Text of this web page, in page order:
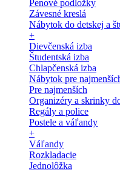
Penové podložky
Závesné kreslá
Nábytok do detskej a
+
Dievčenská izba
Študentská izba
Chlapčenská izba
Nábytok pre
Pre najmenších
Organizéry a skrinky
Regály a police
Postele a váľandy
+
Váľandy
Rozkladacie
Jednolôžka